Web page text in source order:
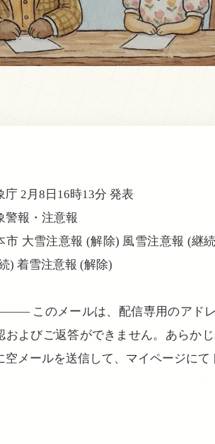
庁 2月8日16時13分 発表
警報・注意報
市 大雪注意報 (解除) 風雪注意報 (継
) 着雪注意報 (解除)
このメールは、配信専用のアドレ
およびご返答ができません。あらか
空メールを送信して、マイページにて